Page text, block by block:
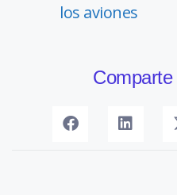
los aviones